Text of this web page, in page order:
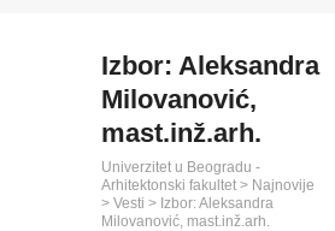
Izbor: Aleksandra
Milovanović,
mast.inž.arh.
Univerzitet u Beogradu -
Arhitektonski fakultet > Najnovije
> Vesti > Izbor: Aleksandra
Milovanović, mast.inž.arh.